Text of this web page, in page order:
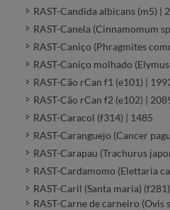
RAST-Candida albicans (m5) |
RAST-Canela (Cinnamomum
RAST-Caniço (Phragmites
RAST-Caniço molhado
RAST-Cão rCan f1 (e101) |
RAST-Cão rCan f2 (e102) |
RAST-Caracol (f314) | 1485
RAST-Caranguejo (Cancer
RAST-Carapau (Trachurus
RAST-Cardamomo (Elettaria
RAST-Caril (Santa maria)
RAST-Carne de carneiro (Ovis